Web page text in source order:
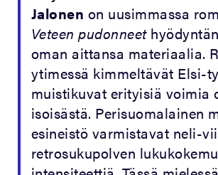
Jalonen on uusimmassa
Veteen pudonneet
oman aittansa materiaalia.
ytimessä kimmeltävät Elsi-
muistikuvat erityisiä voimia
isoisästä. Perisuomalainen
esineistö varmistavat neli-
retrosukupolven